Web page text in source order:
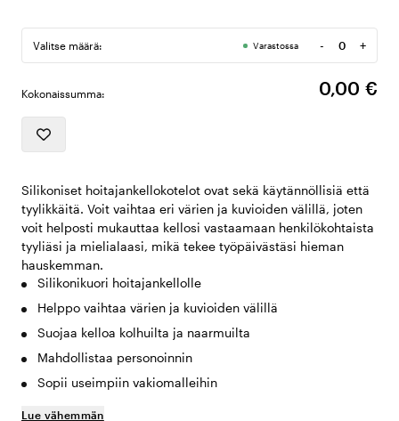
Valitse määrä: Varastossa -
Määrä
+
Kokonaissumma: 0,00 €
Silikoniset hoitajankellokotelot ovat sekä käytännöllisiä että
tyylikkäitä. Voit vaihtaa eri värien ja kuvioiden välillä, joten
voit helposti mukauttaa kellosi vastaamaan henkilökohtaista
tyyliäsi ja mielialaasi, mikä tekee työpäivästäsi hieman
hauskemman.
Silikonikuori hoitajankellolle
Helppo vaihtaa värien ja kuvioiden välillä
Suojaa kelloa kolhuilta ja naarmuilta
Mahdollistaa personoinnin
Sopii useimpiin vakiomalleihin
Lue vähemmän